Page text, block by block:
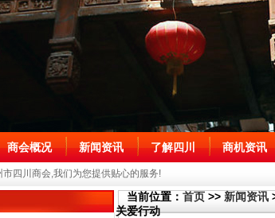
四川商会,我们为您提供贴心的服务!
商会概况 新闻资讯 了解四川 商机资讯
当前位置： 首页 >>新闻资讯
关爱行动